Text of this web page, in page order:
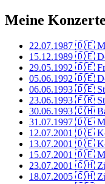
Meine Konzerte
22.07.1987 🇩🇪
15.12.1989 🇩🇪
29.05.1992 🇩🇪
05.06.1992 🇩🇪
06.06.1993 🇩🇪
23.06.1993 🇫🇷
30.06.1993 🇨🇭
31.07.1997 🇩🇪
12.07.2001 🇩🇪
13.07.2001 🇩🇪
15.07.2001 🇩🇪
23.07.2001 🇨🇭
18.07.2005 🇨🇭